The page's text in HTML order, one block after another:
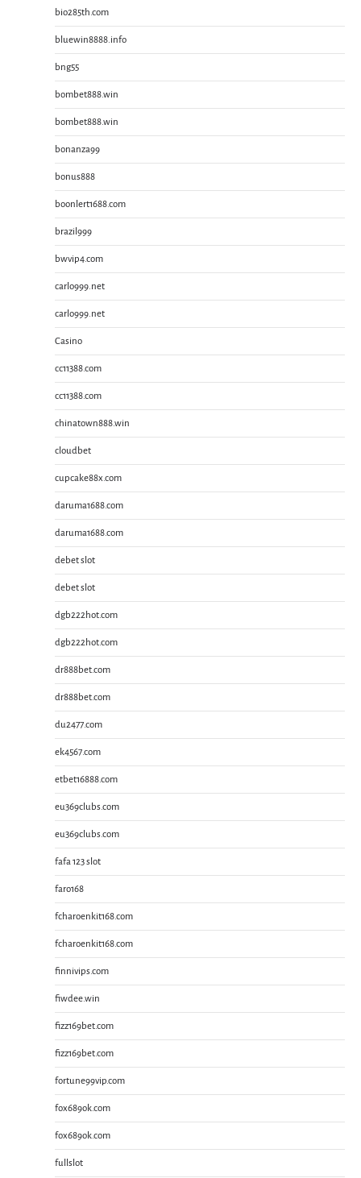
bio285th.com
bluewin8888.info
bng55
bombet888.win
bombet888.win
bonanza99
bonus888
boonlert1688.com
brazil999
bwvip4.com
carlo999.net
carlo999.net
Casino
cc11388.com
cc11388.com
chinatown888.win
cloudbet
cupcake88x.com
daruma1688.com
daruma1688.com
debet slot
debet slot
dgb222hot.com
dgb222hot.com
dr888bet.com
dr888bet.com
du2477.com
ek4567.com
etbet16888.com
eu369clubs.com
eu369clubs.com
fafa 123 slot
faro168
fcharoenkit168.com
fcharoenkit168.com
finnivips.com
fiwdee.win
fizz169bet.com
fizz169bet.com
fortune99vip.com
fox689ok.com
fox689ok.com
fullslot